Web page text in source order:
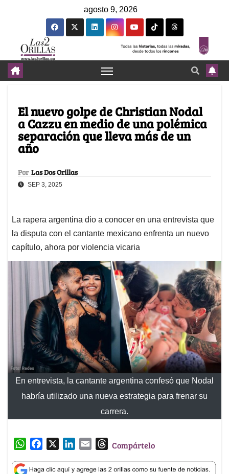
agosto 9, 2026
El nuevo golpe de Christian Nodal
a Cazzu en medio de una polémica
separación que lleva más de un
año
Por Las Dos Orillas
SEP 3, 2025
La rapera argentina dio a conocer en una entrevista que
la disputa con el cantante mexicano enfrenta un nuevo
capítulo, ahora por violencia vicaria
En entrevista, la cantante argentina confesó que Nodal
habría utilizado una nueva estrategia para frenar su
carrera.
W
a
c
n
a
T
r
Compártelo